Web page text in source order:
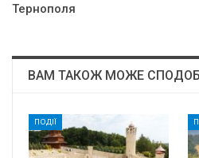
Тернополя
ВАМ ТАКОЖ МОЖЕ
ПОДІЇ